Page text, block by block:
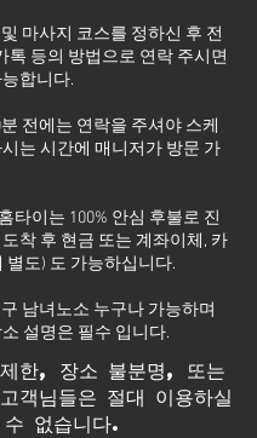
마사지 코스를 정하신 후 전
톡 등의 방법으로 연락 주시면
합니다.
전에는 연락을 주셔야 스케
는 시간에 매니저가 방문 가
타이는 100% 안심 후불로 진
착 후 현금 또는 계좌이체, 카
별도) 도 가능하십니다.
남녀노소 누구나 가능하며
설명은 필수 입니다.
한, 장소 불분명, 또는
객님들은 절대 이용하실
수 없습니다.